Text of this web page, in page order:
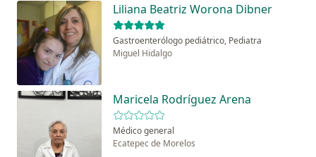
Liliana Beatriz Worona Dibner
Gastroenterólogo pediátrico, Pediatra
Miguel Hidalgo
Maricela Rodríguez Arena
Médico general
Ecatepec de Morelos